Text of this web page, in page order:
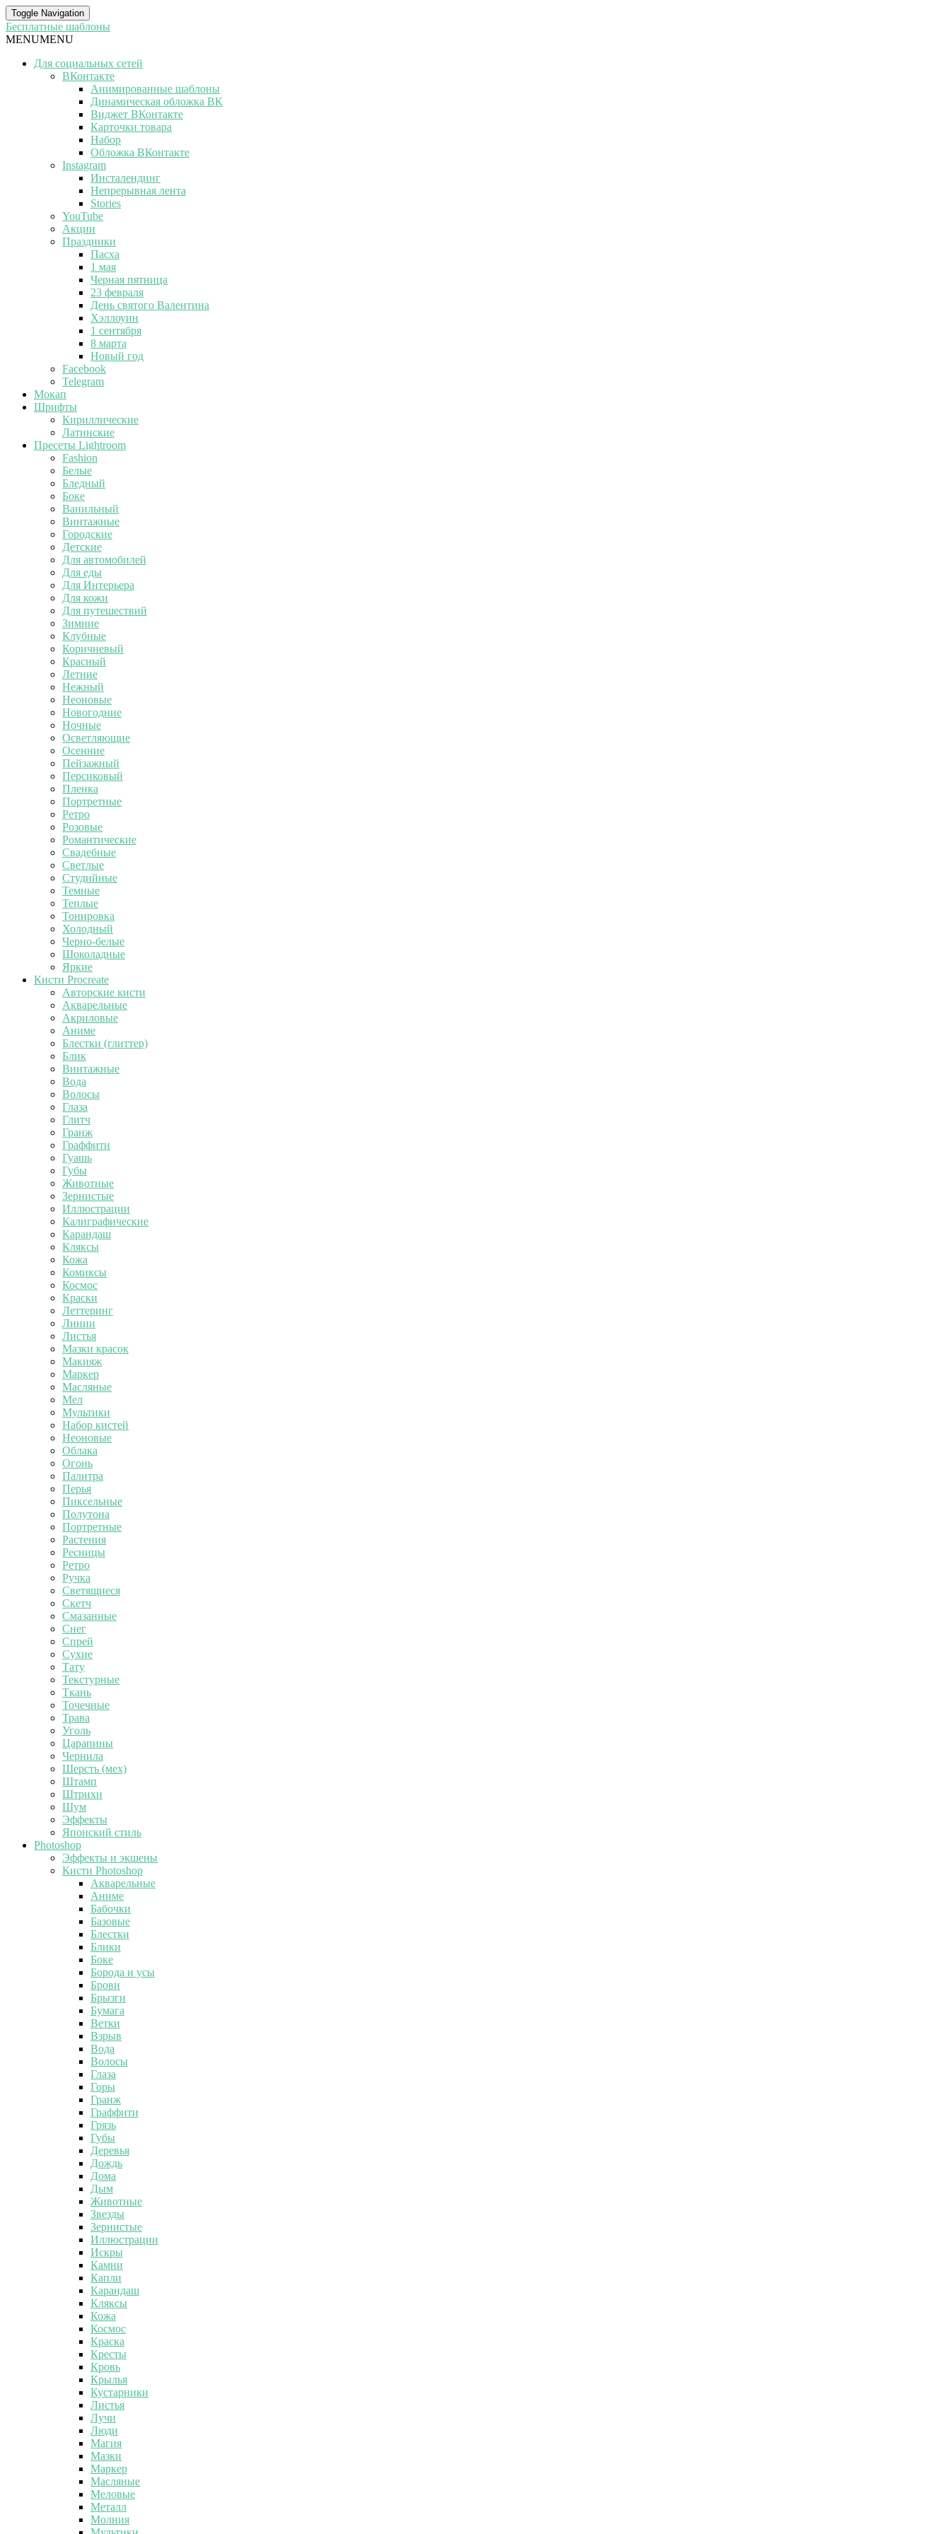
Toggle Navigation
Бесплатные шаблоны
MENUMENU
Для социальных сетей
ВКонтакте
Анимированные шаблоны
Динамическая обложка ВК
Виджет ВКонтакте
Карточки товара
Набор
Обложка ВКонтакте
Instagram
Инсталендинг
Непрерывная лента
Stories
YouTube
Акции
Праздники
Пасха
1 мая
Черная пятница
23 февраля
День святого Валентина
Хэллоуин
1 сентября
8 марта
Новый год
Facebook
Telegram
Мокап
Шрифты
Кириллические
Латинские
Пресеты Lightroom
Fashion
Белые
Бледный
Боке
Ванильный
Винтажные
Городские
Детские
Для автомобилей
Для еды
Для Интерьера
Для кожи
Для путешествий
Зимние
Клубные
Коричневый
Красный
Летние
Нежный
Неоновые
Новогодние
Ночные
Осветляющие
Осенние
Пейзажный
Персиковый
Пленка
Портретные
Ретро
Розовые
Романтические
Свадебные
Светлые
Студийные
Темные
Теплые
Тонировка
Холодный
Черно-белые
Шоколадные
Яркие
Кисти Procreate
Авторские кисти
Акварельные
Акриловые
Аниме
Блестки (глиттер)
Блик
Винтажные
Вода
Волосы
Глаза
Глитч
Гранж
Граффити
Гуашь
Губы
Животные
Зернистые
Иллюстрации
Калиграфические
Карандаш
Кляксы
Кожа
Комиксы
Космос
Краски
Леттеринг
Линии
Листья
Мазки красок
Макияж
Маркер
Масляные
Мел
Мультики
Набор кистей
Неоновые
Облака
Огонь
Палитра
Перья
Пиксельные
Полутона
Портретные
Растения
Ресницы
Ретро
Ручка
Светящиеся
Скетч
Смазанные
Снег
Спрей
Сухие
Тату
Текстурные
Ткань
Точечные
Трава
Уголь
Царапины
Чернила
Шерсть (мех)
Штамп
Штрихи
Шум
Эффекты
Японский стиль
Photoshop
Эффекты и экшены
Кисти Photoshop
Акварельные
Аниме
Бабочки
Базовые
Блестки
Блики
Боке
Борода и усы
Брови
Брызги
Бумага
Ветки
Взрыв
Вода
Волосы
Глаза
Горы
Гранж
Граффити
Грязь
Губы
Деревья
Дождь
Дома
Дым
Животные
Звезды
Зернистые
Иллюстрации
Искры
Камни
Капли
Карандаш
Кляксы
Кожа
Космос
Краска
Кресты
Кровь
Крылья
Кустарники
Листья
Лучи
Люди
Магия
Мазки
Маркер
Масляные
Меловые
Металл
Молния